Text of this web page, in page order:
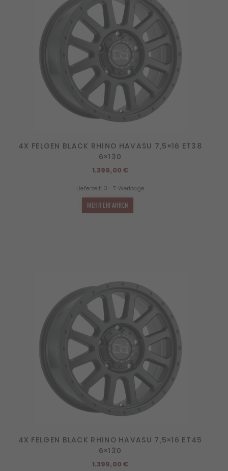
4X FELGEN BLACK RHINO HAVASU 7,5×16 ET38
6×130
1.399,00€
Lieferzeit: 3 - 7 Werktage
MEHR ERFAHREN
4X FELGEN BLACK RHINO HAVASU 7,5×16 ET45
6×130
1.399,00€